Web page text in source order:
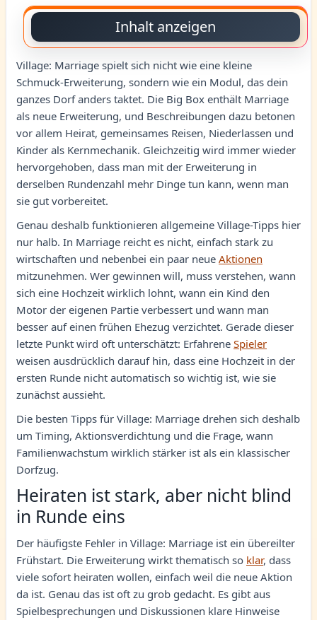
Inhalt anzeigen
Village: Marriage spielt sich nicht wie eine kleine
Schmuck-Erweiterung, sondern wie ein Modul, das dein
ganzes Dorf anders taktet. Die Big Box enthält Marriage
als neue Erweiterung, und Beschreibungen dazu betonen
vor allem Heirat, gemeinsames Reisen, Niederlassen und
Kinder als Kernmechanik. Gleichzeitig wird immer wieder
hervorgehoben, dass man mit der Erweiterung in
derselben Rundenzahl mehr Dinge tun kann, wenn man
sie gut vorbereitet.
Genau deshalb funktionieren allgemeine Village-Tipps hier
nur halb. In Marriage reicht es nicht, einfach stark zu
wirtschaften und nebenbei ein paar neue Aktionen
mitzunehmen. Wer gewinnen will, muss verstehen, wann
sich eine Hochzeit wirklich lohnt, wann ein Kind den
Motor der eigenen Partie verbessert und wann man
besser auf einen frühen Ehezug verzichtet. Gerade dieser
letzte Punkt wird oft unterschätzt: Erfahrene Spieler
weisen ausdrücklich darauf hin, dass eine Hochzeit in der
ersten Runde nicht automatisch so wichtig ist, wie sie
zunächst aussieht.
Die besten Tipps für Village: Marriage drehen sich deshalb
um Timing, Aktionsverdichtung und die Frage, wann
Familienwachstum wirklich stärker ist als ein klassischer
Dorfzug.
Heiraten ist stark, aber nicht blind
in Runde eins
Der häufigste Fehler in Village: Marriage ist ein übereilter
Frühstart. Die Erweiterung wirkt thematisch so klar, dass
viele sofort heiraten wollen, einfach weil die neue Aktion
da ist. Genau das ist oft zu grob gedacht. Es gibt aus
Spielbesprechungen und Diskussionen klare Hinweise